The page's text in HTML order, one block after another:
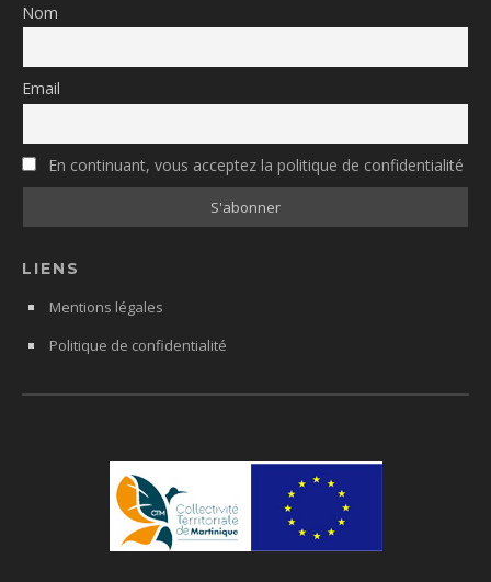
Nom
Email
En continuant, vous acceptez la politique de confidentialité
LIENS
Mentions légales
Politique de confidentialité